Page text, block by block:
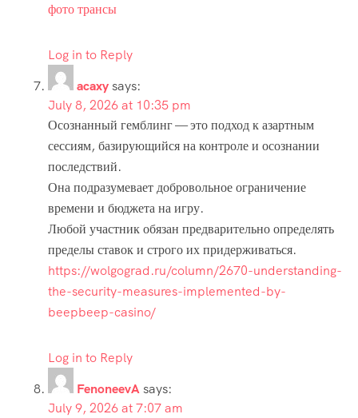
фото трансы
Log in to Reply
acaxysays:
July 8, 2026 at 10:35 pm
Осознанный гемблинг — это подход к азартным
сессиям, базирующийся на контроле и осознании
последствий.
Она подразумевает добровольное ограничение
времени и бюджета на игру.
Любой участник обязан предварительно определять
пределы ставок и строго их придерживаться.
https://wolgograd.ru/column/2670-understanding-
the-security-measures-implemented-by-
beepbeep-casino/
Log in to Reply
FenoneevAsays:
July 9, 2026 at 7:07 am